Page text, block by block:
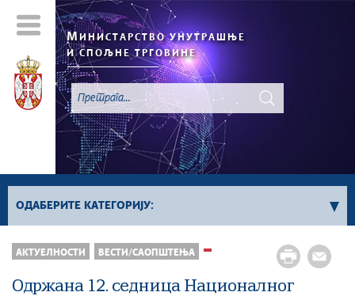
М ИНИСТАРСТВО УНУТРАШЊЕ
И СПОЉНЕ ТРГОВИНЕ
ОДАБЕРИТЕ КАТЕГОРИЈУ:
Регистар „Не Зови“
Све вести
АКТУЕЛНОСТИ ВЕСТИ/САОПШТЕЊА
Одржана 12. седница Националног